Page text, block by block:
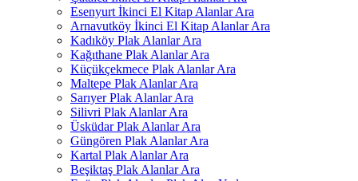
Esenyurt İkinci El Kitap Alanlar Ara
Arnavutköy İkinci El Kitap Alanlar Ara
Kadıköy Plak Alanlar Ara
Kağıthane Plak Alanlar Ara
Küçükçekmece Plak Alanlar Ara
Maltepe Plak Alanlar Ara
Sarıyer Plak Alanlar Ara
Silivri Plak Alanlar Ara
Üsküdar Plak Alanlar Ara
Güngören Plak Alanlar Ara
Kartal Plak Alanlar Ara
Beşiktaş Plak Alanlar Ara